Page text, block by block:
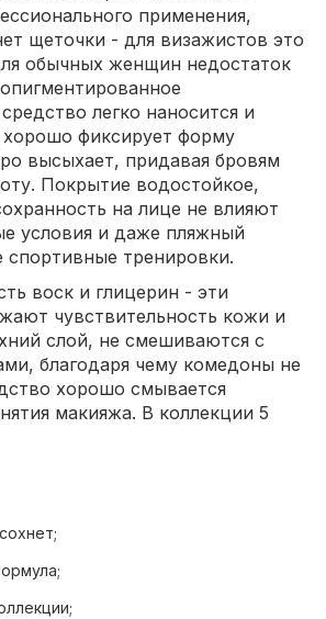
применения,
щеточки - для визажистов это
обычных женщин недостаток
легко наносится и
хорошо фиксирует форму
высыхает, придавая бровям
Покрытие водостойкое,
на лице не влияют
условия и даже пляжный
тренировки.
воск и глицерин - эти
чувствительность кожи и
слой, не смешиваются с
благодаря чему комедоны не
хорошо смывается
макияжа. В коллекции 5